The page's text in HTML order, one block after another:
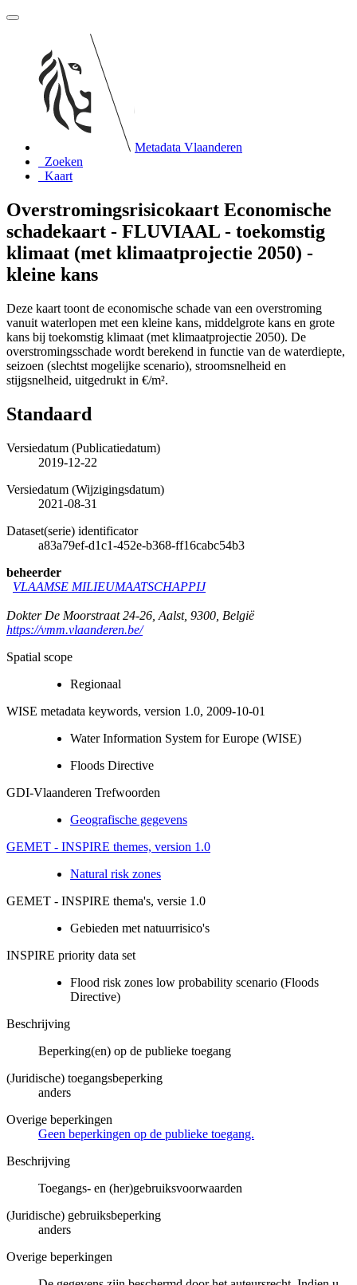
Metadata Vlaanderen
Zoeken
Kaart
Overstromingsrisicokaart Economische
schadekaart - FLUVIAAL - toekomstig
klimaat (met klimaatprojectie 2050) -
kleine kans
Deze kaart toont de economische schade van een overstroming
vanuit waterlopen met een kleine kans, middelgrote kans en grote
kans bij toekomstig klimaat (met klimaatprojectie 2050). De
overstromingsschade wordt berekend in functie van de waterdiepte,
seizoen (slechtst mogelijke scenario), stroomsnelheid en
stijgsnelheid, uitgedrukt in €/m².
Standaard
Versiedatum (Publicatiedatum)
2019-12-22
Versiedatum (Wijzigingsdatum)
2021-08-31
Dataset(serie) identificator
a83a79ef-d1c1-452e-b368-ff16cabc54b3
beheerder
VLAAMSE MILIEUMAATSCHAPPIJ
Dokter De Moorstraat 24-26 Aalst, 9300 België
https://vmm.vlaanderen.be/
Spatial scope
Regionaal
WISE metadata keywords, version 1.0, 2009-10-01
Water Information System for Europe (WISE)
Floods Directive
GDI-Vlaanderen Trefwoorden
Geografische gegevens
GEMET - INSPIRE themes, version 1.0
Natural risk zones
GEMET - INSPIRE thema's, versie 1.0
Gebieden met natuurrisico's
INSPIRE priority data set
Flood risk zones low probability scenario (Floods
Directive)
Beschrijving
Beperking(en) op de publieke toegang
(Juridische) toegangsbeperking
anders
Overige beperkingen
Geen beperkingen op de publieke toegang.
Beschrijving
Toegangs- en (her)gebruiksvoorwaarden
(Juridische) gebruiksbeperking
anders
Overige beperkingen